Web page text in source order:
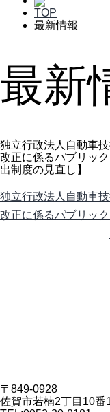
TOP
最新情報
最新
独立行政法人自動車
改正に係るパブリッ
出制度の見直し】
独立行政法人自動車
改正に係るパブリッ
〒849-0928
佐賀市若楠2丁目10番